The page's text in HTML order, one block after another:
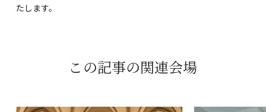
たします。
この記事の関連会場